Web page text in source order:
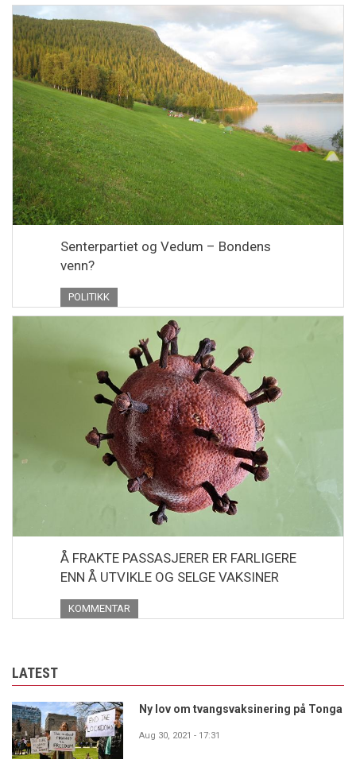
Senterpartiet og Vedum – Bondens
venn?
POLITIKK
Å FRAKTE PASSASJERER ER FARLIGERE
ENN Å UTVIKLE OG SELGE VAKSINER
KOMMENTAR
LATEST
Ny lov om tvangsvaksinering på Tonga
Aug 30, 2021 - 17:31